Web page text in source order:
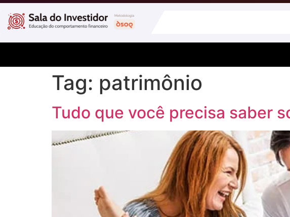
Tag: patrimônio
Tudo que você precisa saber